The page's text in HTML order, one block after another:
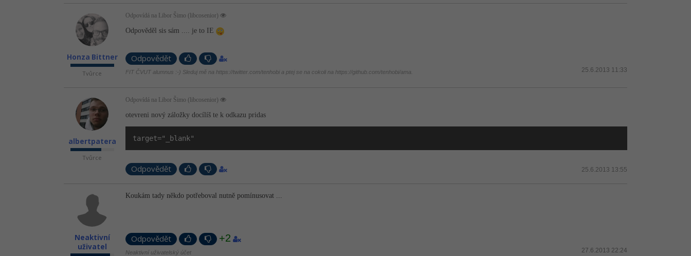
Honza Bittner
Tvůrce
Odpovídá na Libor Šimo (libcosenior)
Odpověděl sis sám .... je to IE
Odpovědět
25.6.2013 11:33
FIT ČVUT alumnus :-) Sleduj mě na https://twitter.com/tenhobi a ptej se na cokoli na https://github.com/tenhobi/ama.
albertpatera
Tvůrce
Odpovídá na Libor Šimo (libcosenior)
otevreni nový záložky docílíš te k odkazu pridas
target="_blank"
Odpovědět 25.6.2013 13:55
Neaktivní
uživatel
Koukám tady někdo potřeboval nutně pomínusovat ...
Odpovědět +2
27.6.2013 22:24
Neaktivní uživatelský účet